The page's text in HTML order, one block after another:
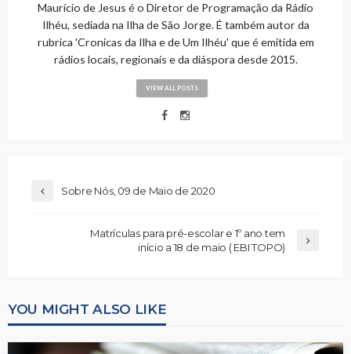
Maurício de Jesus é o Diretor de Programação da Rádio
Ilhéu, sediada na Ilha de São Jorge. É também autor da
rubrica 'Cronicas da Ilha e de Um Ilhéu' que é emitida em
rádios locais, regionais e da diáspora desde 2015.
VIEW ALL POSTS
Sobre Nós, 09 de Maio de 2020
Matrículas para pré-escolar e 1º ano tem
início a 18 de maio ( EBI TOPO)
YOU MIGHT ALSO LIKE